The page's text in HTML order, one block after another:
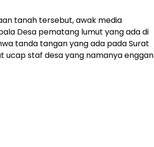
tanah tersebut, awak media
Desa pematang lumut yang ada di
tanda tangan yang ada pada Surat
ucap staf desa yang namanya enggan